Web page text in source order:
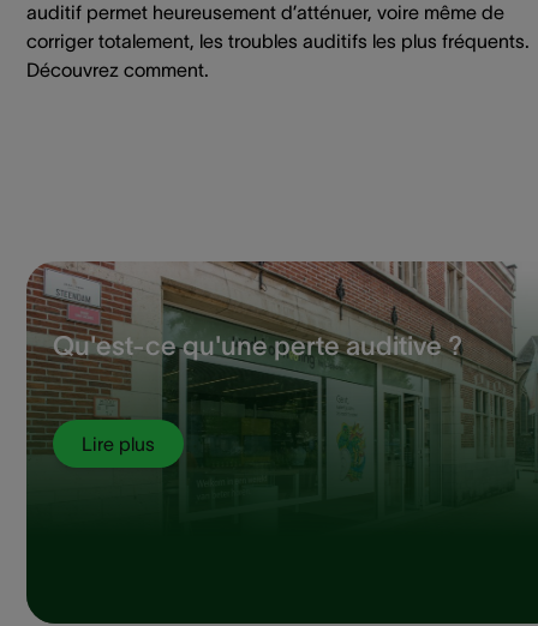
auditif permet heureusement d’atténuer, voire même de
corriger totalement, les troubles auditifs les plus fréquents.
Découvrez comment.
Qu'est-ce qu'une perte auditive ?
Lire plus